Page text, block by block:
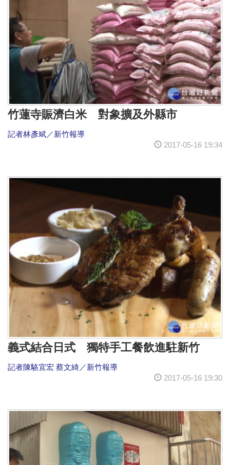
竹蓮寺賑濟白米 對象擴及外縣市
記者林彥斌／新竹報導
2017-05-16 19:34
義式結合日式 獨特手工餐飲進駐新竹
記者陳駱宜宏 蔡文綺／新竹報導
2017-05-16 19:30